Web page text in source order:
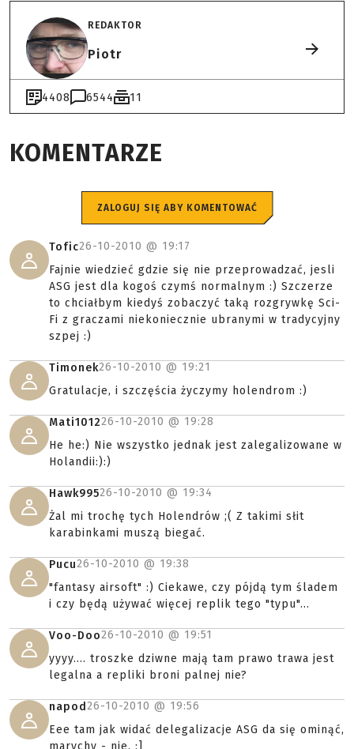
REDAKTOR
Piotr
4408 6544 11
KOMENTARZE
ZALOGUJ SIĘ ABY KOMENTOWAĆ
Tofic26-10-2010 @ 19:17
Fajnie wiedzieć gdzie się nie przeprowadzać, jesli
ASG jest dla kogoś czymś normalnym :) Szczerze
to chciałbym kiedyś zobaczyć taką rozgrywkę Sci-
Fi z graczami niekoniecznie ubranymi w tradycyjny
szpej :)
Timonek26-10-2010 @ 19:21
Gratulacje, i szczęścia życzymy holendrom :)
Mati101226-10-2010 @ 19:28
He he:) Nie wszystko jednak jest zalegalizowane w
Holandii:):)
Hawk99526-10-2010 @ 19:34
Żal mi trochę tych Holendrów ;( Z takimi słit
karabinkami muszą biegać.
Pucu26-10-2010 @ 19:38
"fantasy airsoft" :) Ciekawe, czy pójdą tym śladem
i czy będą używać więcej replik tego "typu"...
Voo-Doo26-10-2010 @ 19:51
yyyy.... troszke dziwne mają tam prawo trawa jest
legalna a repliki broni palnej nie?
napod26-10-2010 @ 19:56
Eee tam jak widać delegalizacje ASG da się ominąć,
marychy - nie. :]